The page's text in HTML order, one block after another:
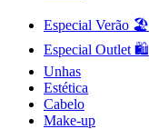
Especial Verão 🏖️
Especial Outlet 🛍️
Unhas
Estética
Cabelo
Make-up